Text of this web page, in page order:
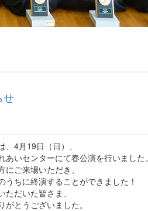
せ
、4月19日（日）、
あいセンターにて春公演を行いました。
にご来場いただき、
うちに終演することができました！
ただいた皆さま、
がとうございました。